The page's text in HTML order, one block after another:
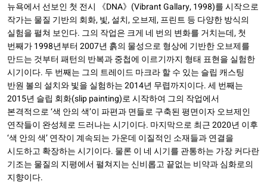
뉴욕에서 선보인 첫 전시 《DNA》(Vibrant Gallary, 1998)를 시작으로
작가는 물질 기반의 회화, 빛, 설치, 오브제, 프린트 등 다양한 방식의
실험을 펼쳐 보인다. 그의 작업은 크게 네 번의 변화를 거치는데, 첫
번째가 1998년부터 2007년 흙의 물성으로 형상에 기반한 오브제를
만드는 것부터 패턴의 반복과 중첩에 이르기까지 형태 표현을 실험한
시기이다. 두 번째는 그의 트레이드 마크라 할 수 있는 슬립 캐스팅
반원 볼의 설치와 빛을 실험하는 2014년 무렵까지이다. 세 번째는
2015년 슬립 회화(slip painting)로 시작하여 그의 작업에서
본격적으로 ‘색 안의 색’이 파편과 면들로 구축된 평면이자 오브제인
연작들이 완성체로 드러나는 시기이다. 마지막으로 최근 2020년 이후
‘색 안의 색’ 연작이 계속되는 가운데 이질적인 소재들과 연결을
시도하고 확장하는 시기이다. 물론 이 네 시기를 관통하는 가장 커다란
기조는 물질의 지평에서 펼쳐지는 신비롭고 끝없는 비약과 심화로의
지향이다.